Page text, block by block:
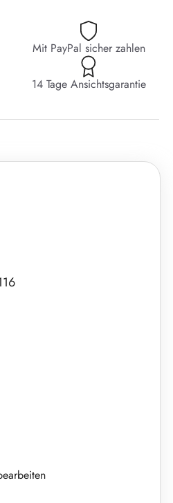
Mit PayPal sicher zahlen
14 Tage Ansichtsgarantie